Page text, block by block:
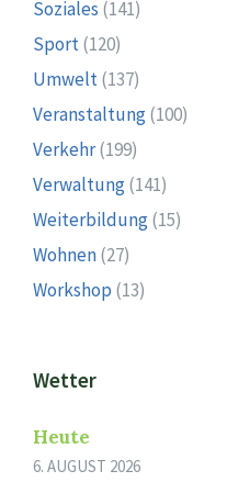
Soziales (141)
Sport(120)
Umwelt(137)
Veranstaltung(100)
Verkehr(199)
Verwaltung(141)
Weiterbildung(15)
Wohnen(27)
Workshop (13)
Wetter
Heute
6. AUGUST 2026